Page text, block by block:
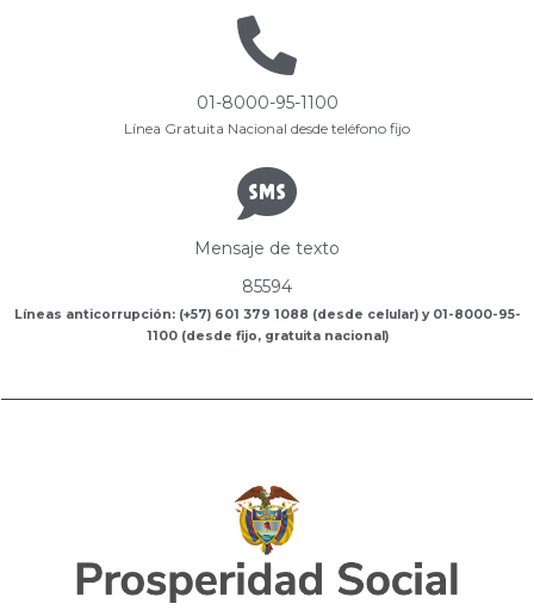
01-8000-95-1100
Línea Gratuita Nacional desde teléfono fijo
Mensaje de texto
85594
Líneas anticorrupción: (+57) 601 379 1088 (desde celular) y 01-8000-95-
1100 (desde fijo, gratuita nacional)